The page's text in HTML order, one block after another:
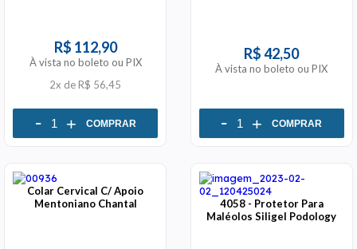
R$ 112,90
À vista no boleto ou PIX
2x de R$ 56,45
- + COMPRAR
R$ 42,50
À vista no boleto ou PIX
- + COMPRAR
Colar Cervical C/ Apoio
Mentoniano Chantal
4058 - Protetor Para
Maléolos Siligel Podology